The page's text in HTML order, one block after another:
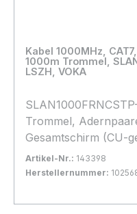
Kabel 1000MHz, CAT7, S-
1000m Trommel,
LSZH, VOKA
SLAN1000FRNCSTP-
Trommel,
Gesamtschirm (CU-
Halogenfrei, **** Orange **, light Variante
40%Geflecht,
Artikel-Nr.: 143398
Herstellernummer:
In den Warenkorb